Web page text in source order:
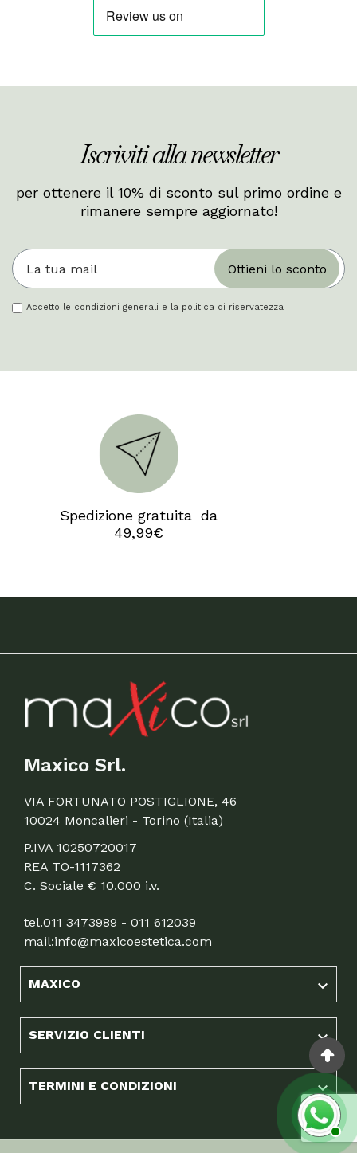
Iscriviti alla newsletter
per ottenere il 10% di sconto sul primo ordine e
rimanere sempre aggiornato!
Ottieni lo sconto
Accetto le condizioni generali e la politica di riservatezza
Spedizione gratuita da
49,99€
Maxico Srl.
VIA FORTUNATO POSTIGLIONE, 46
10024 Moncalieri - Torino (Italia)
P.IVA 10250720017
REA TO-1117362
C. Sociale € 10.000 i.v.
tel.011 3473989 - 011 612039
mail:info@maxicoestetica.com
MAXICO 
SERVIZIO CLIENTI 
TERMINI E CONDIZIONI 